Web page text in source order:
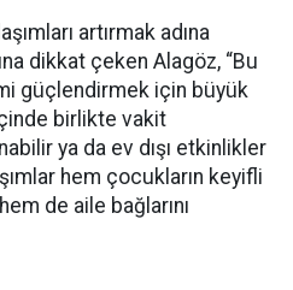
artırmak adına
dikkat çeken Alagöz, “Bu
güçlendirmek için büyük
birlikte vakit
ya da ev dışı etkinlikler
hem çocukların keyifli
de aile bağlarını